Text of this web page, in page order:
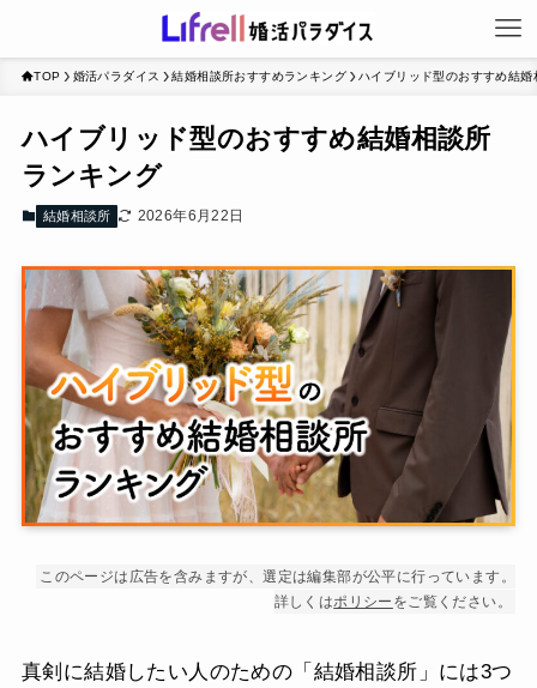
TOP 婚活パラダイス 結婚相談所おすすめランキング ハイブリッド型のおすすめ結婚
ハイブリッド型のおすすめ結婚相談所
ランキング
結婚相談所 2026年6月22日
このページは広告を含みますが、選定は編集部が公平に行っています。
詳しくはポリシー をご覧ください。
真剣に結婚したい人のための「結婚相談所」には3つ